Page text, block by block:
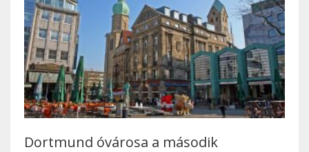
Dortmund óvárosa a második